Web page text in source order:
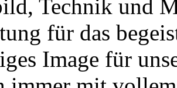
Technik und
für das
Image für